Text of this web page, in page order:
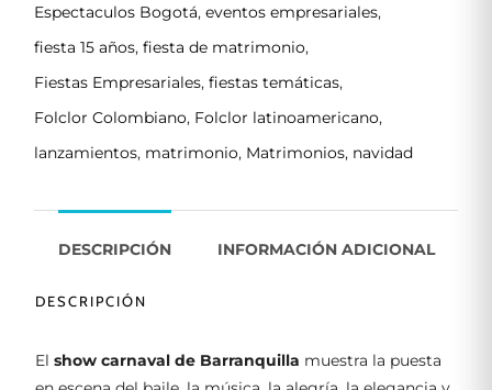
Espectaculos Bogotá, eventos empresariales,
fiesta 15 años, fiesta de matrimonio,
Fiestas Empresariales, fiestas temáticas,
Folclor Colombiano, Folclor latinoamericano,
lanzamientos, matrimonio, Matrimonios, navidad
DESCRIPCIÓN INFORMACIÓN ADICIONAL
DESCRIPCIÓN
El show carnaval de Barranquilla muestra la puesta